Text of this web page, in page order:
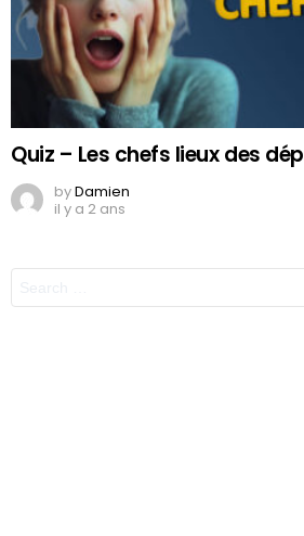
Quiz – Les chefs lieux des
byDamien
il y a 2 ans